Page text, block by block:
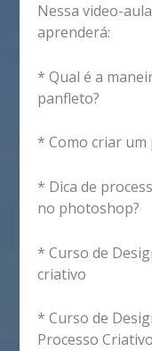
Nessa video-
aprenderá:
* Qual é a
panfleto?
* Como criar
* Dica de
no photoshop?
* Curso de
criativo
* Curso de
Processo Criativo